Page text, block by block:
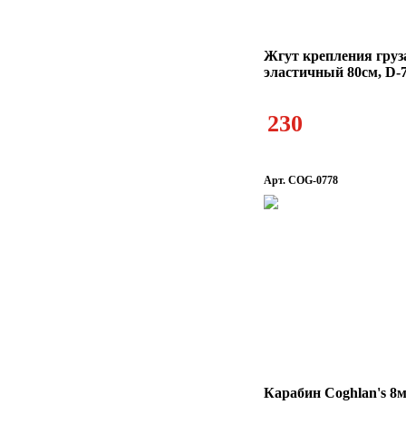
Жгут крепления
эластичный 80см,
230
Арт. COG-0778
Карабин Coghlan's